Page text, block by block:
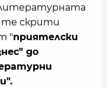
скрити
"приятелски
до